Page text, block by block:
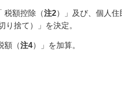
税額控除（注2）」及び、個人
り捨て）」を決定。
額（注4）」を加算。